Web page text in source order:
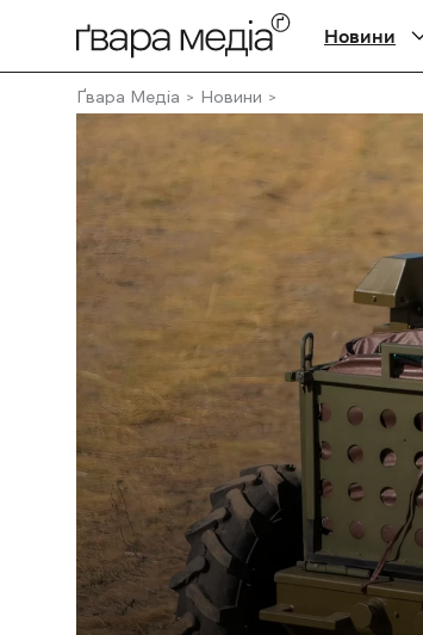
Новини
Ґвара Медіа Новини